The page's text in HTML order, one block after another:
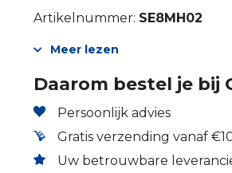
Artikelnummer: SE8MH02
Meer lezen
Daarom bestel je bij
Persoonlijk advies
Gratis verzending vanaf
Uw betrouwbare